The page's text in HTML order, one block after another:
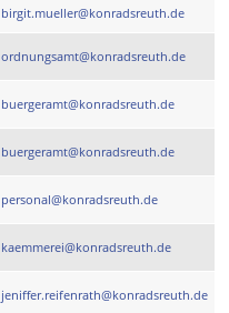
birgit.mueller@konradsreuth.de
ordnungsamt@konradsreuth.de
buergeramt@konradsreuth.de
buergeramt@konradsreuth.de
personal@konradsreuth.de
kaemmerei@konradsreuth.de
jeniffer.reifenrath@konradsreuth.de